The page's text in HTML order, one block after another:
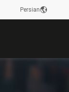
Persian